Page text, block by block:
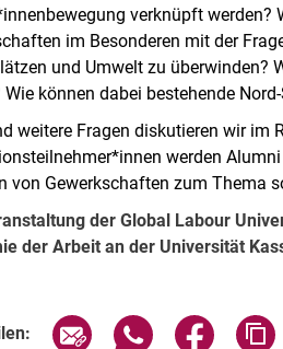
verknüpft werden?
im Besonderen mit der
und Umwelt zu überwinden?
Wie können dabei bestehende
weitere Fragen diskutieren wir im
werden
von Gewerkschaften zum Thema
der Global Labour
der Arbeit an der Universität
Seite über E-Mail teilen
Seite überSeite